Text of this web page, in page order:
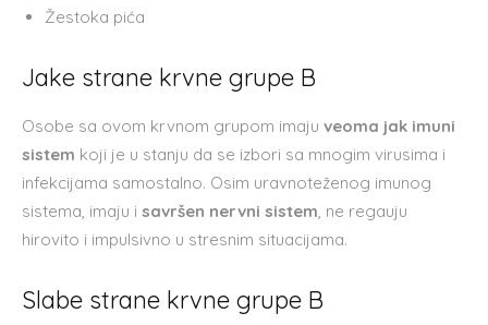
Žestoka pića
Jake strane krvne grupe B
Osobe sa ovom krvnom grupom imaju veoma jak imuni
sistem koji je u stanju da se izbori sa mnogim virusima i
infekcijama samostalno. Osim uravnoteženog imunog
sistema, imaju i savršen nervni sistem, ne regauju
hirovito i impulsivno u stresnim situacijama.
Slabe strane krvne grupe B